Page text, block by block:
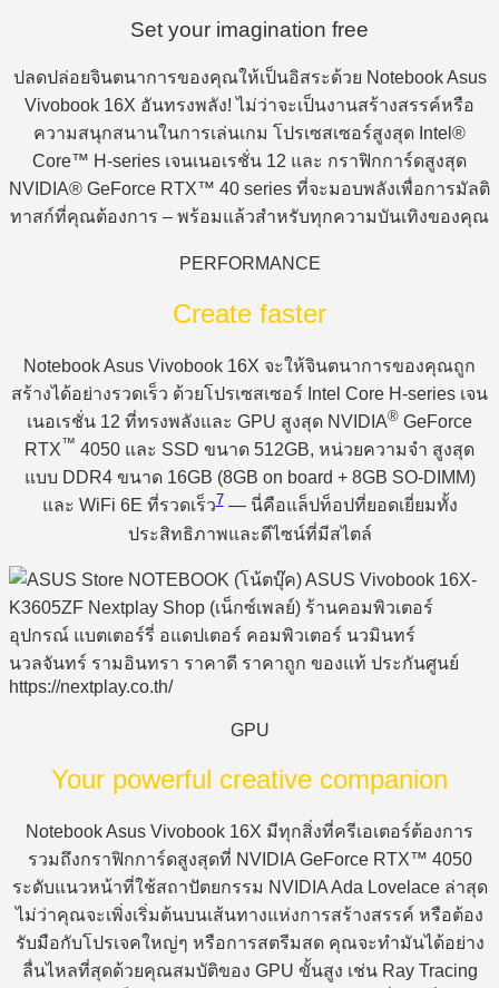
Set your imagination free
ปลดปล่อยจินตนาการของคุณให้เป็นอิสระด้วย Notebook Asus
Vivobook 16X อันทรงพลัง! ไม่ว่าจะเป็นงานสร้างสรรค์หรือ
ความสนุกสนานในการเล่นเกม โปรเซสเซอร์สูงสุด Intel®
Core™ H-series เจนเนอเรชั่น 12 และ กราฟิกการ์ดสูงสุด
NVIDIA® GeForce RTX™ 40 series ที่จะมอบพลังเพื่อการมัลติ
ทาสก์ที่คุณต้องการ – พร้อมแล้วสำหรับทุกความบันเทิงของคุณ
PERFORMANCE
Create faster
Notebook Asus Vivobook 16X จะให้จินตนาการของคุณถูก
สร้างได้อย่างรวดเร็ว ด้วยโปรเซสเซอร์ Intel Core H-series เจน
เนอเรชั่น 12 ที่ทรงพลังและ GPU สูงสุด NVIDIA® GeForce
RTX™ 4050 และ SSD ขนาด 512GB, หน่วยความจำ สูงสุด
แบบ DDR4 ขนาด 16GB (8GB on board + 8GB SO-DIMM)
และ WiFi 6E ที่รวดเร็ว7— นี่คือแล็ปท็อปที่ยอดเยี่ยมทั้ง
ประสิทธิภาพและดีไซน์ที่มีสไตล์
GPU
Your powerful creative companion
Notebook Asus Vivobook 16X มีทุกสิ่งที่ครีเอเตอร์ต้องการ
รวมถึงกราฟิกการ์ดสูงสุดที่ NVIDIA GeForce RTX™ 4050
ระดับแนวหน้าที่ใช้สถาปัตยกรรม NVIDIA Ada Lovelace ล่าสุด
ไม่ว่าคุณจะเพิ่งเริ่มต้นบนเส้นทางแห่งการสร้างสรรค์ หรือต้อง
รับมือกับโปรเจคใหญ่ๆ หรือการสตรีมสด คุณจะทำมันได้อย่าง
ลื่นไหลที่สุดด้วยคุณสมบัติของ GPU ขั้นสูง เช่น Ray Tracing